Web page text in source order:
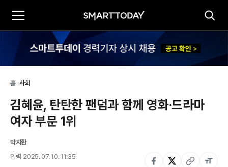
홈>사회
김혜윤, 탄탄한 팬덤과 함께 영화·드라마
여자 부문 1위
박지환
입력 2025. 07. 10. 11:35